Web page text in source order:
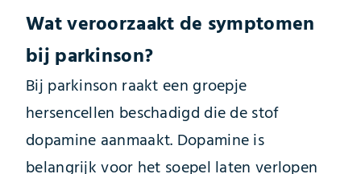
Wat veroorzaakt de symptomen
bij parkinson?
Bij parkinson raakt een groepje
hersencellen beschadigd die de stof
dopamine aanmaakt. Dopamine is
belangrijk voor het soepel laten verlopen